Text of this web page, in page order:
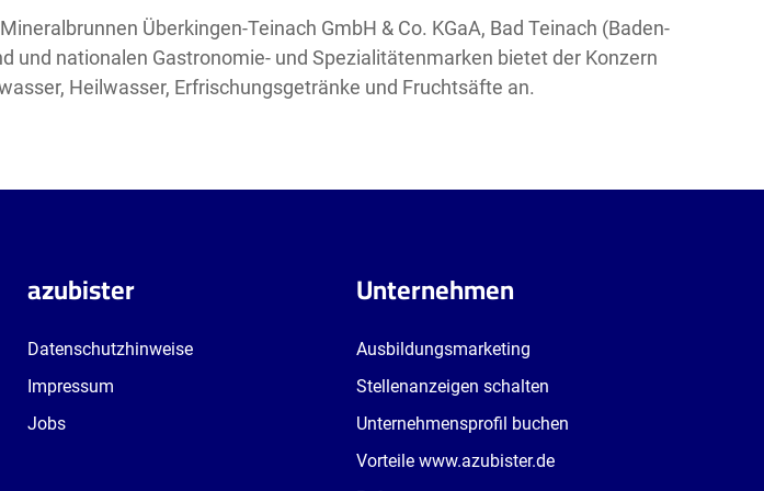
Überkingen-Teinach GmbH & Co. KGaA, Bad Teinach (Baden-
nationalen Gastronomie- und Spezialitätenmarken bietet der Konzern
Heilwasser, Erfrischungsgetränke und Fruchtsäfte an.
azubister
Datenschutzhinweise
Impressum
Jobs
Unternehmen
Ausbildungsmarketing
Stellenanzeigen schalten
Unternehmensprofil buchen
Vorteile www.azubister.de